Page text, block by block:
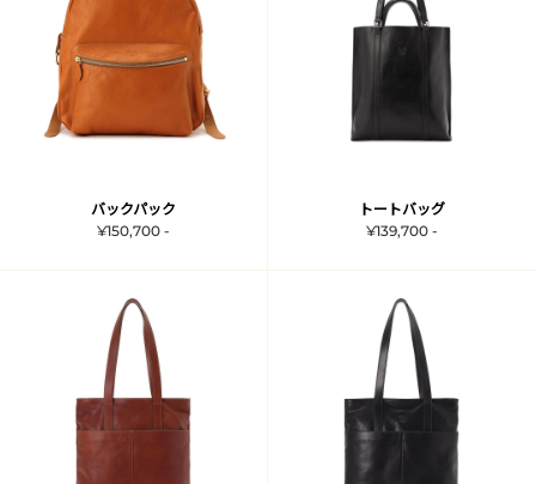
バックパック
¥150,700 -
トートバッグ
¥139,700 -